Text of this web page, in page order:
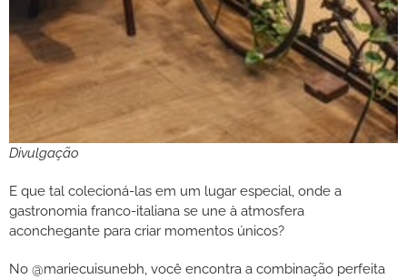
Divulgação
E que tal colecioná-las em um lugar especial, onde a
gastronomia franco-italiana se une à atmosfera
aconchegante para criar momentos únicos?
No @mariecuisunebh, você encontra a combinação perfeita